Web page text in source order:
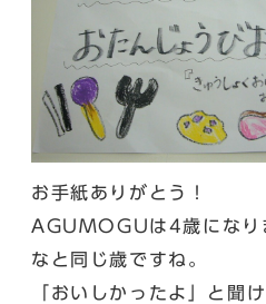
お手紙ありがとう！
AGUMOGUは4歳になり
なと同じ歳ですね。
「おいしかったよ」と聞